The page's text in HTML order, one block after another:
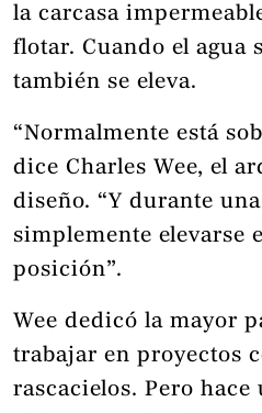
la carcasa
flotar. Cuando el agua
también se eleva.
“Normalmente está
dice Charles Wee, el
diseño. “Y durante
simplemente elevarse
posición”.
Wee dedicó la mayor
trabajar en proyectos
rascacielos. Pero hace